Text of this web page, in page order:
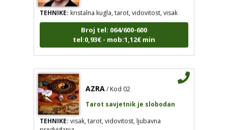
TEHNIKE:kristalna kugla, tarot, vidovitost, visak
Broj tel: 064/600-600
tel:0,93€ - mob:1,12€ min
TEHNIKE:visak, tarot, vidovitost, ljubavna
predviđanja